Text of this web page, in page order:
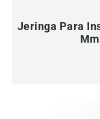
Jeringa Para